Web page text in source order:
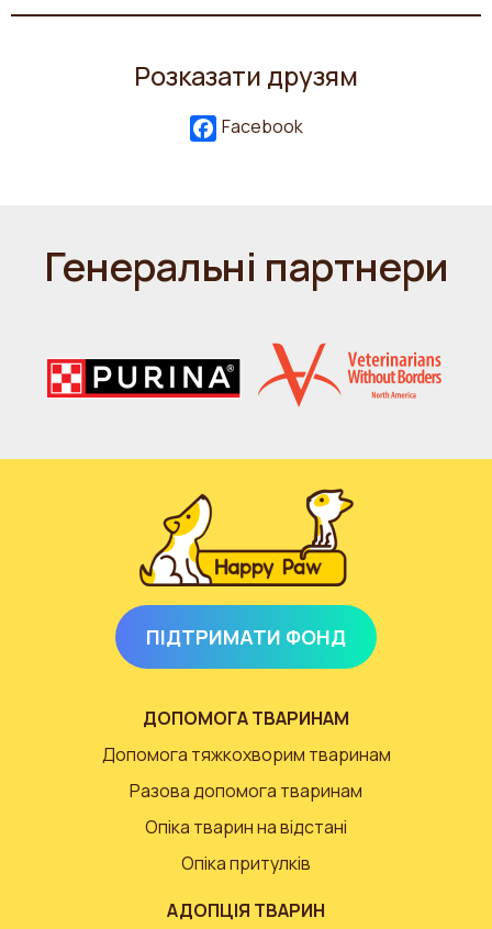
Розказати друзям
Facebook
Генеральні партнери
ПІДТРИМАТИ ФОНД
ДОПОМОГА ТВАРИНАМ
Допомога тяжкохворим тваринам
Разова допомога тваринам
Опіка тварин на відстані
Опіка притулків
АДОПЦІЯ ТВАРИН